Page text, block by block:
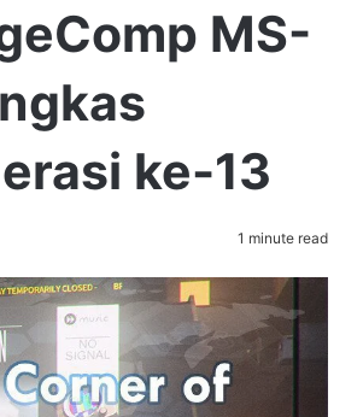
MS-
ke-13
1 minute read